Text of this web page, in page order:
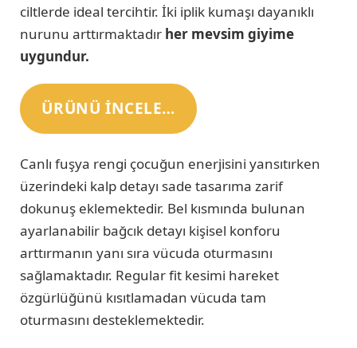
ciltlerde ideal tercihtir. İki iplik kumaşı dayanıklı
nurunu arttırmaktadır her mevsim giyime
uygundur.
ÜRÜNÜ INCELE…
Canlı fuşya rengi çocuğun enerjisini yansıtırken
üzerindeki kalp detayı sade tasarıma zarif
dokunuş eklemektedir. Bel kısmında bulunan
ayarlanabilir bağcık detayı kişisel konforu
arttırmanın yanı sıra vücuda oturmasını
sağlamaktadır. Regular fit kesimi hareket
özgürlüğünü kısıtlamadan vücuda tam
oturmasını desteklemektedir.